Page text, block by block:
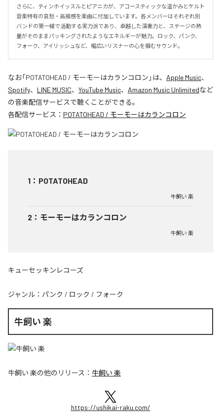
さらに、ティンホイッスルとピアニカが、アコースティックな温かみとケルト
音楽特有の哀愁・高揚感を楽曲に付加しています。各メンバーはそれぞれ別
バンドの第一線で活動する実力派であり、卓越した演奏力と、ステージの熱
量がそのままパッキングされたようなエネルギーが魅力。ロック、パンク、
フォーク、アイリッシュなど、幅広いリスナーの心を掴むサウンド。
なお「POTATOHEAD / モーモーはカランコロン 」は、 Apple Music、
Spotify、 LINE MUSIC、 YouTube Music、 Amazon Music Unlimitedなど
の音楽配信サービスで聴くことができる。
各配信サービス： POTATOHEAD / モーモーはカランコロン
1 ： POTATOHEAD
牛飼い 楽
2 ： モーモーはカランコロン
牛飼い 楽
キューセッキンレコーズ
ジャンル： パンク / ロック / フォーク
牛飼い 楽
牛飼い 楽の他のリリース： 牛飼い 楽
https://ushikai-raku.com/